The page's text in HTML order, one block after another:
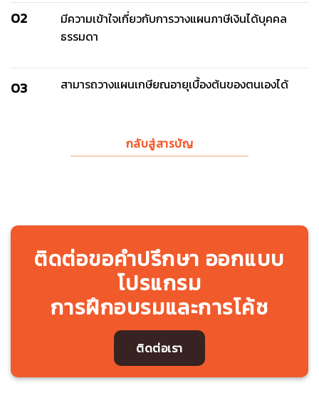
02
มีความเข้าใจเกี่ยวกับการวางแผนภาษีเงินได้บุคคล
ธรรมดา
03 สามารถวางแผนเกษียณอายุเบื้องต้นของตนเองได้
กลับสู่สารบัญ
ติดต่อขอคำปรึกษา ออกแบบ
โปรแกรม
การฝึกอบรมและการโค้ช
ติดต่อเรา